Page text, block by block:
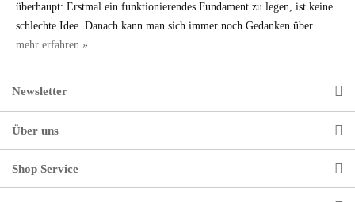
überhaupt: Erstmal ein funktionierendes Fundament zu legen, ist keine
schlechte Idee. Danach kann man sich immer noch Gedanken über...
mehr erfahren »
Newsletter
Über uns
Shop Service